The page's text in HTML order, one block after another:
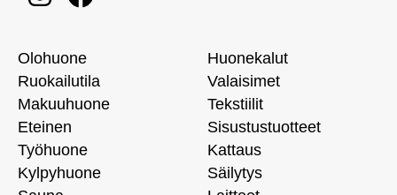
Olohuone
Ruokailutila
Makuuhuone
Eteinen
Työhuone
Kylpyhuone
Huonekalut
Valaisimet
Tekstiilit
Sisustustuotteet
Kattaus
Säilytys